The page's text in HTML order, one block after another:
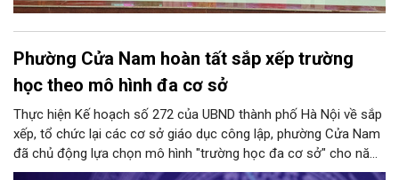
Phường Cửa Nam hoàn tất sắp xếp trường
học theo mô hình đa cơ sở
Thực hiện Kế hoạch số 272 của UBND thành phố Hà Nội về sắp
xếp, tổ chức lại các cơ sở giáo dục công lập, phường Cửa Nam
đã chủ động lựa chọn mô hình "trường học đa cơ sở" cho năm
học 2026 - 2027. Phương án này vừa giúp tinh gọn đầu mối